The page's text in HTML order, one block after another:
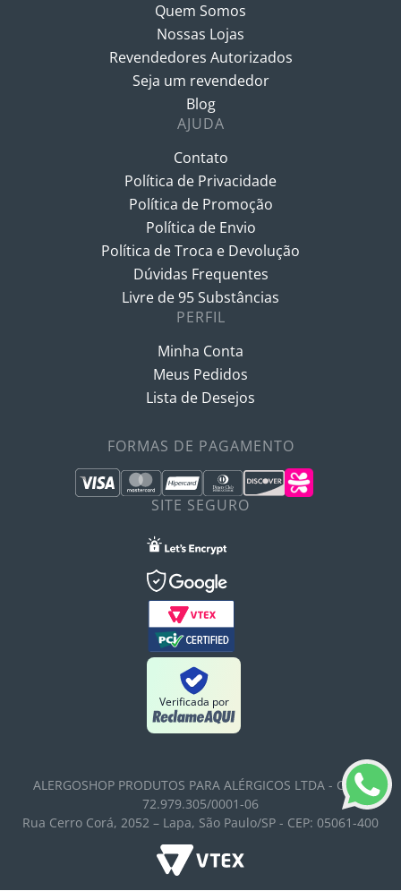
Quem Somos
Nossas Lojas
Revendedores Autorizados
Seja um revendedor
Blog
AJUDA
Contato
Política de Privacidade
Política de Promoção
Política de Envio
Política de Troca e Devolução
Dúvidas Frequentes
Livre de 95 Substâncias
PERFIL
Minha Conta
Meus Pedidos
Lista de Desejos
FORMAS DE PAGAMENTO
SITE SEGURO
Verificada por
ALERGOSHOP PRODUTOS PARA ALÉRGICOS LTDA - CNPJ:
72.979.305/0001-06
Rua Cerro Corá, 2052 – Lapa, São Paulo/SP - CEP: 05061-400